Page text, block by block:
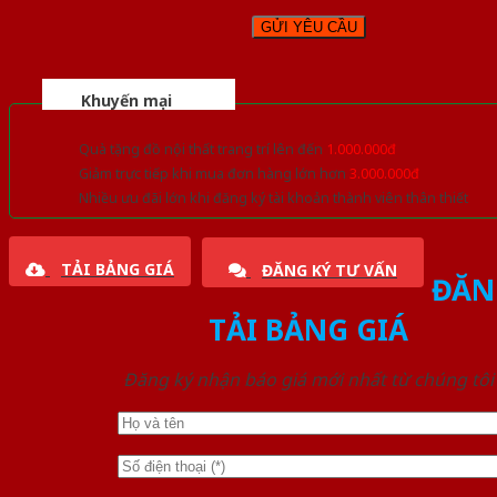
Khuyến mại
Quà tặng đồ nội thất trang trí lên đến 1.000.000đ
Giảm trực tiếp khi mua đơn hàng lớn hơn 3.000.000đ
Nhiều ưu đãi lớn khi đăng ký tài khoản thành viên thân thiết
TẢI BẢNG GIÁ ĐĂNG KÝ TƯ VẤN
TẢI BẢNG GIÁ
Đăng ký nhận báo giá mới nhất từ chúng tôi